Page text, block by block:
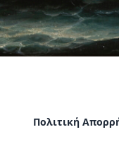
Πολιτική